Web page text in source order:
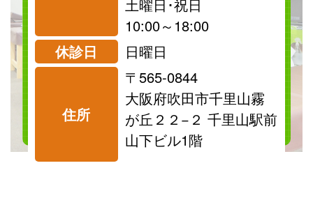
土曜日･祝日
10:00～18:00
休診日
日曜日
住所
〒565-0844
大阪府吹田市千里山霧
が丘２２−２ 千里山駅前
山下ビル1階
診療可
診療可
料金表を見る